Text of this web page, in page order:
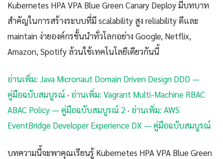
Kubernetes HPA VPA Blue Green Canary Deploy มีบทบาท
สำคัญในการสร้างระบบที่มี scalability สูง reliability ดีและ
maintain ง่ายองค์กรชั้นนำทั่วโลกอย่าง Google, Netflix,
Amazon, Spotify ล้วนใช้เทคโนโลยีเดียวกันนี้
อ่านเพิ่ม: Java Micronaut Domain Driven Design DDD —
คู่มือฉบับสมบูรณ์ · อ่านเพิ่ม: Vagrant Multi-Machine RBAC
ABAC Policy — คู่มือฉบับสมบูรณ์ 2 · อ่านเพิ่ม: AWS
EventBridge Developer Experience DX — คู่มือฉบับสมบูรณ์
บทความนี้จะพาคุณเรียนรู้ Kubernetes HPA VPA Blue Green